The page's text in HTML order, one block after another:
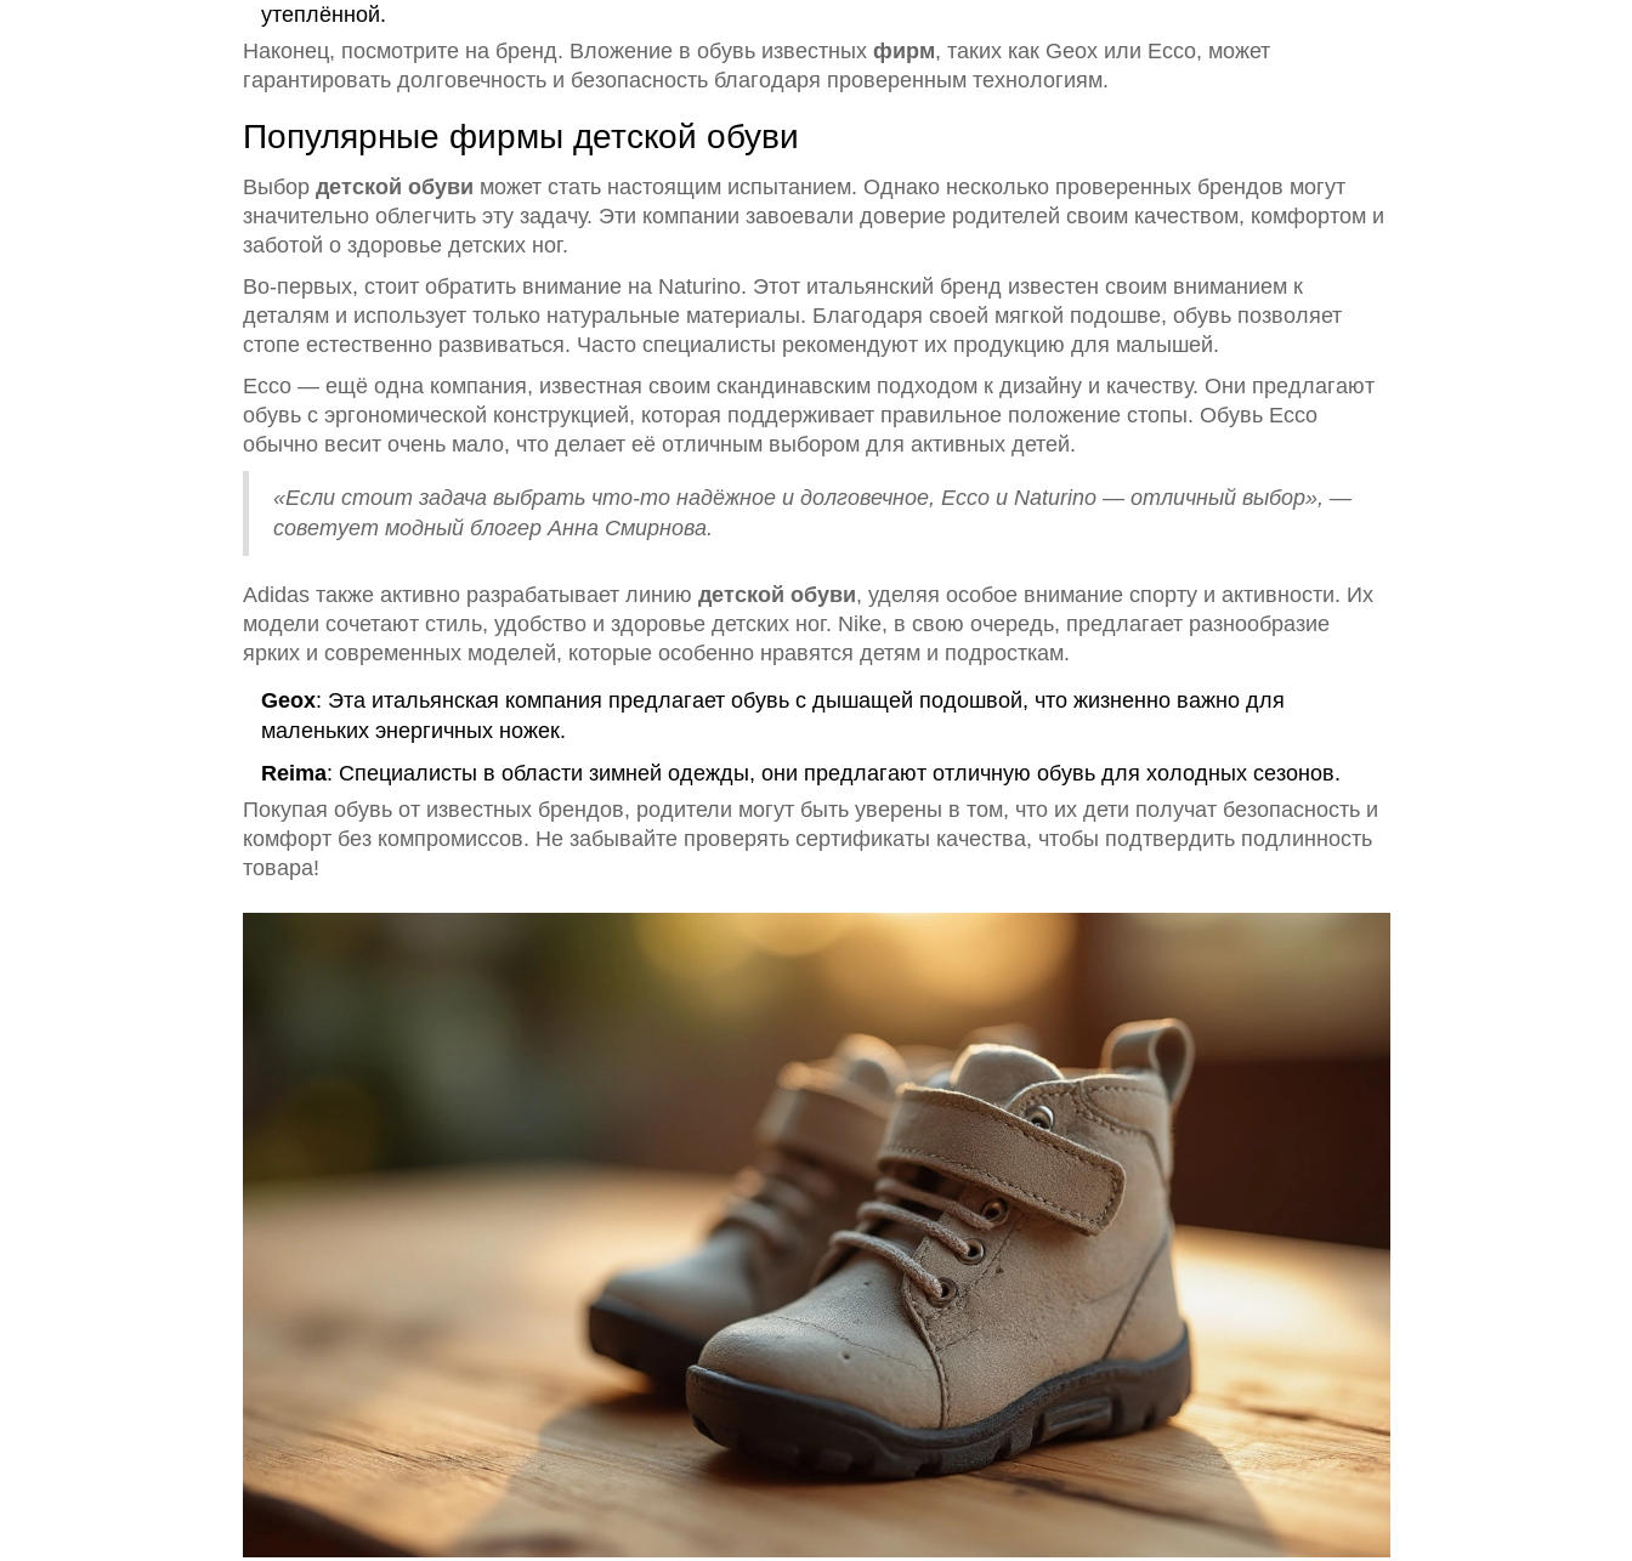
утеплённой.
Наконец, посмотрите на бренд. Вложение в обувь известных фирм, таких как Geox или Ecco, может
гарантировать долговечность и безопасность благодаря проверенным технологиям.
Популярные фирмы детской обуви
Выбор детской обуви может стать настоящим испытанием. Однако несколько проверенных брендов могут
значительно облегчить эту задачу. Эти компании завоевали доверие родителей своим качеством, комфортом и
заботой о здоровье детских ног.
Во-первых, стоит обратить внимание на Naturino. Этот итальянский бренд известен своим вниманием к
деталям и использует только натуральные материалы. Благодаря своей мягкой подошве, обувь позволяет
стопе естественно развиваться. Часто специалисты рекомендуют их продукцию для малышей.
Ecco — ещё одна компания, известная своим скандинавским подходом к дизайну и качеству. Они предлагают
обувь с эргономической конструкцией, которая поддерживает правильное положение стопы. Обувь Ecco
обычно весит очень мало, что делает её отличным выбором для активных детей.
«Если стоит задача выбрать что-то надёжное и долговечное, Ecco и Naturino — отличный выбор», —
советует модный блогер Анна Смирнова.
Adidas также активно разрабатывает линию детской обуви, уделяя особое внимание спорту и активности. Их
модели сочетают стиль, удобство и здоровье детских ног. Nike, в свою очередь, предлагает разнообразие
ярких и современных моделей, которые особенно нравятся детям и подросткам.
Geox: Эта итальянская компания предлагает обувь с дышащей подошвой, что жизненно важно для
маленьких энергичных ножек.
Reima: Специалисты в области зимней одежды, они предлагают отличную обувь для холодных сезонов.
Покупая обувь от известных брендов, родители могут быть уверены в том, что их дети получат безопасность и
комфорт без компромиссов. Не забывайте проверять сертификаты качества, чтобы подтвердить подлинность
товара!